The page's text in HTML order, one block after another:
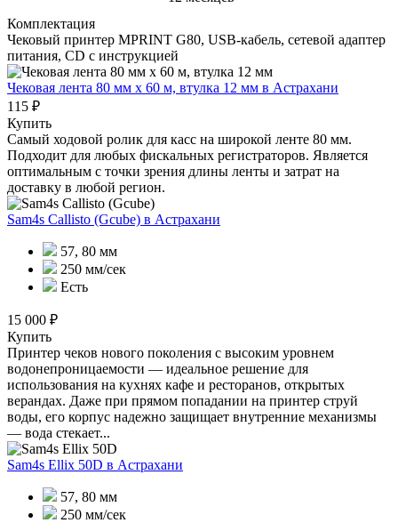
Комплектация
Чековый принтер MPRINT G80, USB-кабель, сетевой адаптер
питания, CD с инструкцией
Чековая лента 80 мм x 60 м, втулка 12 мм в Астрахани
115 ₽
Купить
Самый ходовой ролик для касс на широкой ленте 80 мм.
Подходит для любых фискальных регистраторов. Является
оптимальным с точки зрения длины ленты и затрат на
доставку в любой регион.
Sam4s Callisto (Gcube) в Астрахани
57, 80 мм
250 мм/сек
Есть
15 000 ₽
Купить
Принтер чеков нового поколения с высоким уровнем
водонепроницаемости — идеальное решение для
использования на кухнях кафе и ресторанов, открытых
верандах. Даже при прямом попадании на принтер струй
воды, его корпус надежно защищает внутренние механизмы
— вода стекает...
Sam4s Ellix 50D в Астрахани
57, 80 мм
250 мм/сек